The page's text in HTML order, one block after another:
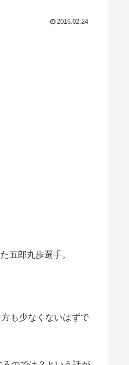
2016.02.24
五郎丸歩選手。
も少なくないはずで